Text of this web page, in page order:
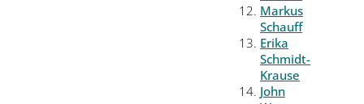
Markus
Schauff
Erika
Schmidt-
Krause
John